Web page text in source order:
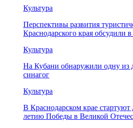
Культура
Перспективы развития
Краснодарского края обсудили
Культура
На Кубани обнаружили одну из
синагог
Культура
В Краснодарском крае стартуют
летию Победы в Великой